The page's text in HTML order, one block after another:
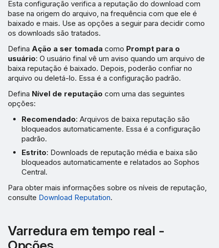
Esta configuração verifica a reputação do download com
base na origem do arquivo, na frequência com que ele é
baixado e mais. Use as opções a seguir para decidir como
os downloads são tratados.
Defina Ação a ser tomada como Prompt para o
usuário: O usuário final vê um aviso quando um arquivo de
baixa reputação é baixado. Depois, poderão confiar no
arquivo ou deletá-lo. Essa é a configuração padrão.
Defina Nível de reputação com uma das seguintes
opções:
Recomendado: Arquivos de baixa reputação são
bloqueados automaticamente. Essa é a configuração
padrão.
Estrito: Downloads de reputação média e baixa são
bloqueados automaticamente e relatados ao Sophos
Central.
Para obter mais informações sobre os níveis de reputação,
consulte Download Reputation.
Varredura em tempo real -